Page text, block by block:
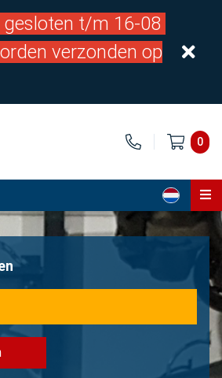
gesloten t/m 16-08
verzonden op
0
Home
Over ons
Contact
Volvo verkopen?